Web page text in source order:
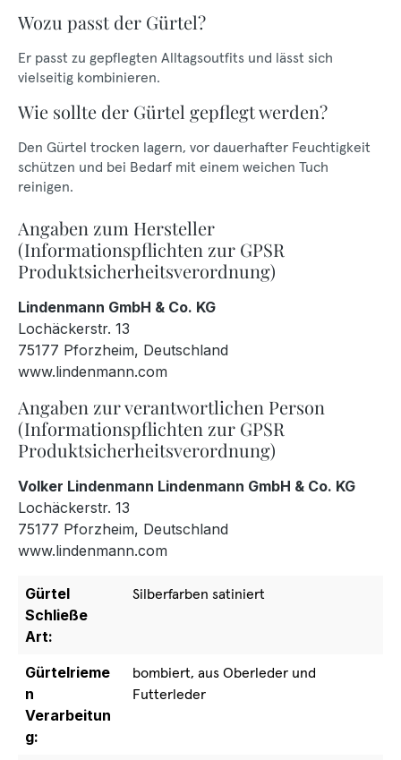
Wozu passt der Gürtel?
Er passt zu gepflegten Alltagsoutfits und lässt sich
vielseitig kombinieren.
Wie sollte der Gürtel gepflegt werden?
Den Gürtel trocken lagern, vor dauerhafter Feuchtigkeit
schützen und bei Bedarf mit einem weichen Tuch
reinigen.
Angaben zum Hersteller
(Informationspflichten zur GPSR
Produktsicherheitsverordnung)
Lindenmann GmbH & Co. KG
Lochäckerstr. 13
75177 Pforzheim, Deutschland
www.lindenmann.com
Angaben zur verantwortlichen Person
(Informationspflichten zur GPSR
Produktsicherheitsverordnung)
Volker Lindenmann Lindenmann GmbH & Co. KG
Lochäckerstr. 13
75177 Pforzheim, Deutschland
www.lindenmann.com
Gürtel
Schließe
Art:
Silberfarben satiniert
Gürtelrieme
n
Verarbeitun
g:
bombiert, aus Oberleder und
Futterleder